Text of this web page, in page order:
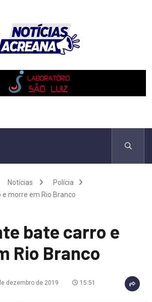
Notícias
Polícia
morre em Rio Branco
bate carro e
Rio Branco
dezembro de 2019 15:51